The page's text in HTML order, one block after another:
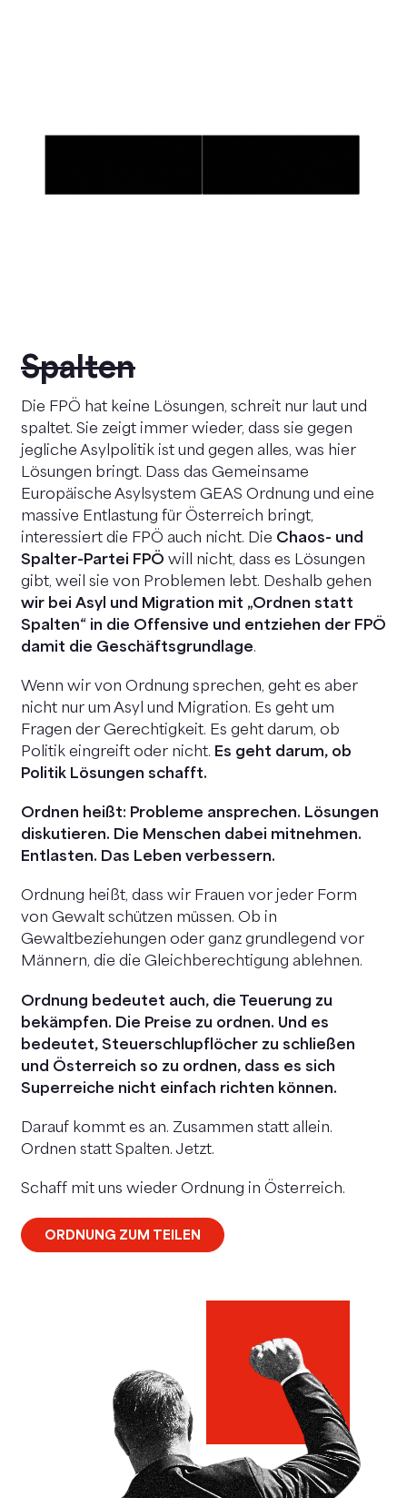
Spalten
Die FPÖ hat keine Lösungen, schreit nur laut und
spaltet. Sie zeigt immer wieder, dass sie gegen
jegliche Asylpolitik ist und gegen alles, was hier
Lösungen bringt. Dass das Gemeinsame
Europäische Asylsystem GEAS Ordnung und eine
massive Entlastung für Österreich bringt,
interessiert die FPÖ auch nicht. Die Chaos- und
Spalter-Partei FPÖ will nicht, dass es Lösungen
gibt, weil sie von Problemen lebt. Deshalb gehen
wir bei Asyl und Migration mit „Ordnen statt
Spalten“ in die Offensive und entziehen der FPÖ
damit die Geschäftsgrundlage.
Wenn wir von Ordnung sprechen, geht es aber
nicht nur um Asyl und Migration. Es geht um
Fragen der Gerechtigkeit. Es geht darum, ob
Politik eingreift oder nicht. Es geht darum, ob
Politik Lösungen schafft.
Ordnen heißt: Probleme ansprechen. Lösungen
diskutieren. Die Menschen dabei mitnehmen.
Entlasten. Das Leben verbessern.
Ordnung heißt, dass wir Frauen vor jeder Form
von Gewalt schützen müssen. Ob in
Gewaltbeziehungen oder ganz grundlegend vor
Männern, die die Gleichberechtigung ablehnen.
Ordnung bedeutet auch, die Teuerung zu
bekämpfen. Die Preise zu ordnen. Und es
bedeutet, Steuerschlupflöcher zu schließen
und Österreich so zu ordnen, dass es sich
Superreiche nicht einfach richten können.
Darauf kommt es an. Zusammen statt allein.
Ordnen statt Spalten. Jetzt.
Schaff mit uns wieder Ordnung in Österreich.
ORDNUNG ZUM TEILEN